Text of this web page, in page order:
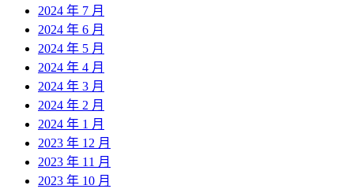
2024 年 7 月
2024 年 6 月
2024 年 5 月
2024 年 4 月
2024 年 3 月
2024 年 2 月
2024 年 1 月
2023 年 12 月
2023 年 11 月
2023 年 10 月